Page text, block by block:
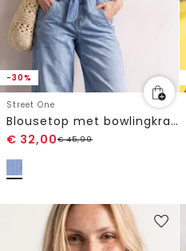
-30%
Street One
Blousetop met bowlingkraag en knoop
€ 32,00€45,99